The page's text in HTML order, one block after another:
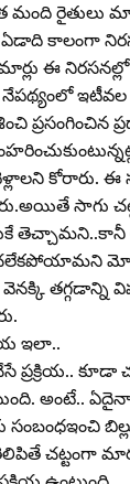
రైతులు
కాలంగా
మార్లు ఈ
ఇటీవల
ప్రసంగించిన
కోరారు. ఈ
సాగు
తగ్గడాన్ని
ఇలా..
ప్రక్రియ..
అంటే..
చట్టంగా
ఉంటుంది.